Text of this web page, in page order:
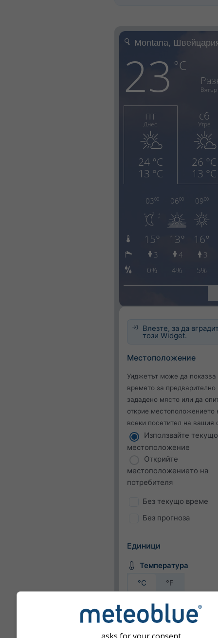
Влезте, за да
този Widget.
Местоположение
Уиджетът може да показва
времето за предварително
зададено място или да
открие местоположението
всеки посетител на вашия
Използвайте
местоположение
Открийте
местоположението на
потребителя
Без текущо време
Без прогноза
Единици
Температура
°C
°F
Скорост на вятъра
bft
km/h
asks for your consent